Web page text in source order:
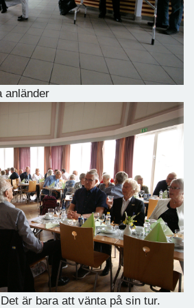
anländer
är bara att vänta på sin tur.